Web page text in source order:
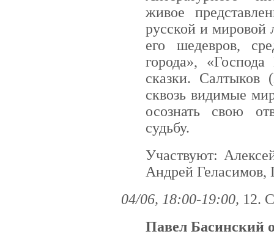
живое
русской и мировой
его шедевров,
города»,
сказки. Салтыков
сквозь видимые
осознать свою
судьбу.
Участвуют:
Андрей Геласимов,
04/06, 18:00-19:00, 12.
Павел Басинский